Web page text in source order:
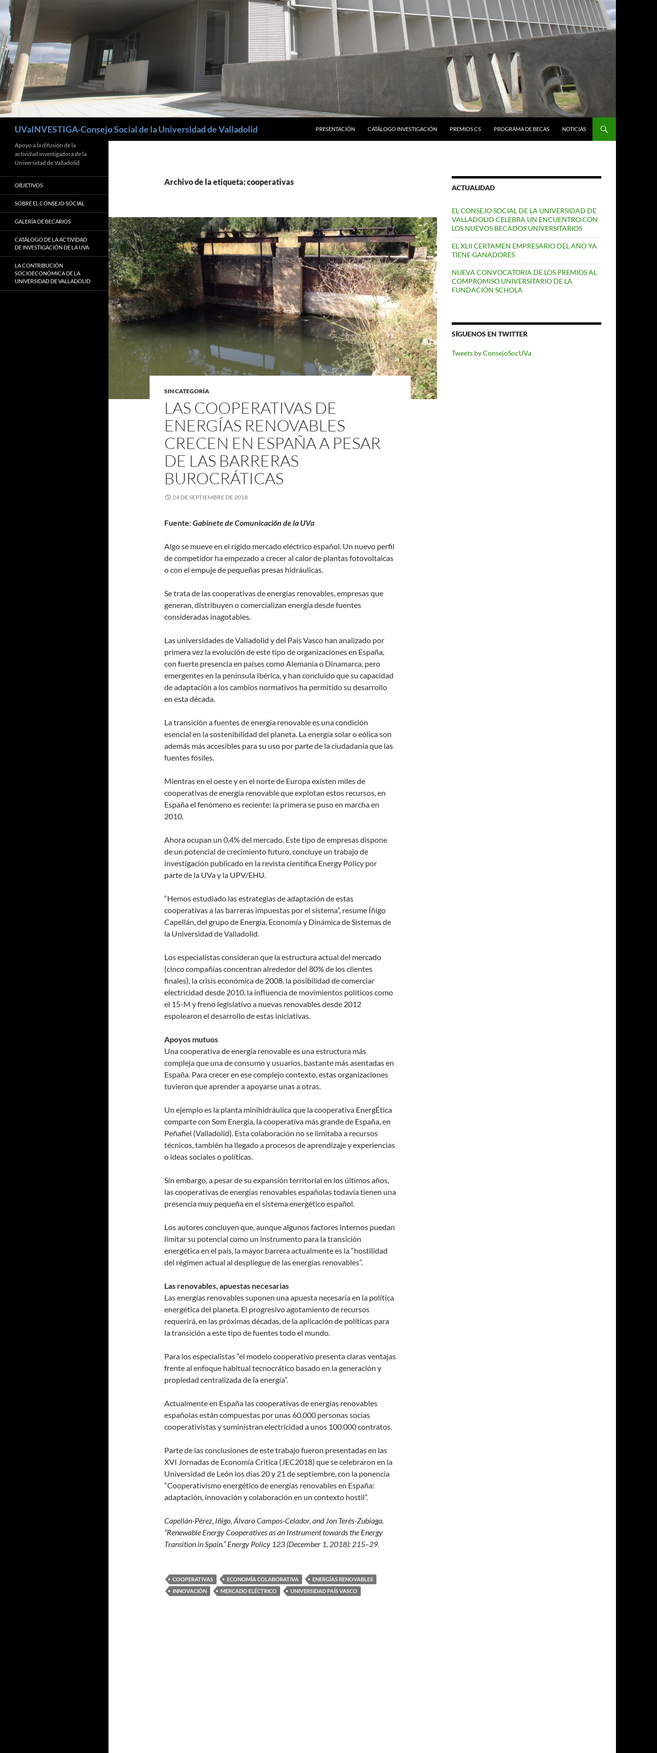
UVaINVESTIGA-Consejo Social de la Universidad de Valladolid
PRESENTACIÓN
CATÁLOGO INVESTIGACIÓN PREMIOS CS PROGRAMA DE BECAS NOTICIAS
Archivo de la etiqueta: cooperativas
SIN CATEGORÍA
LAS COOPERATIVAS DE
ENERGÍAS RENOVABLES
CRECEN EN ESPAÑA A PESAR
DE LAS BARRERAS
BUROCRÁTICAS
24 DE SEPTIEMBRE DE 2018
Fuente:Gabinete de Comunicación de la UVa
Algo se mueve en el rígido mercado eléctrico español. Un nuevo perfil
de competidor ha empezado a crecer al calor de plantas fotovoltaicas
o con el empuje de pequeñas presas hidráulicas.
Se trata de las cooperativas de energías renovables, empresas que
generan, distribuyen o comercializan energía desde fuentes
consideradas inagotables.
Las universidades de Valladolid y del País Vasco han analizado por
primera vez la evolución de este tipo de organizaciones en España,
con fuerte presencia en países como Alemania o Dinamarca, pero
emergentes en la península Ibérica, y han concluido que su capacidad
de adaptación a los cambios normativos ha permitido su desarrollo
en esta década.
La transición a fuentes de energía renovable es una condición
esencial en la sostenibilidad del planeta. La energía solar o eólica son
además más accesibles para su uso por parte de la ciudadanía que las
fuentes fósiles.
Mientras en el oeste y en el norte de Europa existen miles de
cooperativas de energía renovable que explotan estos recursos, en
España el fenómeno es reciente: la primera se puso en marcha en
2010.
Ahora ocupan un 0,4% del mercado. Este tipo de empresas dispone
de un potencial de crecimiento futuro, concluye un trabajo de
investigación publicado en la revista científica Energy Policy por
parte de la UVa y la UPV/EHU.
“Hemos estudiado las estrategias de adaptación de estas
cooperativas a las barreras impuestas por el sistema”, resume Íñigo
Capellán, del grupo de Energía, Economía y Dinámica de Sistemas de
la Universidad de Valladolid.
Los especialistas consideran que la estructura actual del mercado
(cinco compañías concentran alrededor del 80% de los clientes
finales), la crisis económica de 2008, la posibilidad de comerciar
electricidad desde 2010, la influencia de movimientos políticos como
el 15-M y freno legislativo a nuevas renovables desde 2012
espolearon el desarrollo de estas iniciativas.
Apoyos mutuos
Una cooperativa de energía renovable es una estructura más
compleja que una de consumo y usuarios, bastante más asentadas en
España. Para crecer en ese complejo contexto, estas organizaciones
tuvieron que aprender a apoyarse unas a otras.
Un ejemplo es la planta minihidráulica que la cooperativa EnergÉtica
comparte con Som Energia, la cooperativa más grande de España, en
Peñafiel (Valladolid). Esta colaboración no se limitaba a recursos
técnicos, también ha llegado a procesos de aprendizaje y experiencias
o ideas sociales o políticas.
Sin embargo, a pesar de su expansión territorial en los últimos años,
las cooperativas de energías renovables españolas todavía tienen una
presencia muy pequeña en el sistema energético español.
Los autores concluyen que, aunque algunos factores internos puedan
limitar su potencial como un instrumento para la transición
energética en el país, la mayor barrera actualmente es la “hostilidad
del régimen actual al despliegue de las energías renovables”.
Las renovables, apuestas necesarias
Las energías renovables suponen una apuesta necesaria en la política
energética del planeta. El progresivo agotamiento de recursos
requerirá, en las próximas décadas, de la aplicación de políticas para
la transición a este tipo de fuentes todo el mundo.
Para los especialistas “el modelo cooperativo presenta claras ventajas
frente al enfoque habitual tecnocrático basado en la generación y
propiedad centralizada de la energía”.
Actualmente en España las cooperativas de energías renovables
españolas están compuestas por unas 60.000 personas socias
cooperativistas y suministran electricidad a unos 100.000 contratos.
Parte de las conclusiones de este trabajo fueron presentadas en las
XVI Jornadas de Economía Crítica (JEC2018) que se celebraron en la
Universidad de León los días 20 y 21 de septiembre, con la ponencia
“Cooperativismo energético de energías renovables en España:
adaptación, innovación y colaboración en un contexto hostil”.
Capellán-Pérez, Iñigo, Álvaro Campos-Celador, and Jon Terés-Zubiaga.
“Renewable Energy Cooperatives as an Instrument towards the Energy
Transition in Spain.” Energy Policy 123 (December 1, 2018): 215–29.
COOPERATIVAS ECONOMÍA COLABORATIVA
ENERGÍAS RENOVABLES
INNOVACIÓN
MERCADO ELÉCTRICO UNIVERSIDAD PAÍS VASCO
ACTUALIDAD
EL CONSEJO SOCIAL DE LA UNIVERSIDAD DE
VALLADOLID CELEBRA UN ENCUENTRO CON
LOS NUEVOS BECADOS UNIVERSITARIOS
EL XLII CERTAMEN EMPRESARIO DEL AÑO YA
TIENE GANADORES
NUEVA CONVOCATORIA DE LOS PREMIOS AL
COMPROMISO UNIVERSITARIO DE LA
FUNDACIÓN SCHOLA
SÍGUENOS EN TWITTER
Tweets by ConsejoSocUVa
Apoyo a la difusión de la
actividad investigadora de la
Universidad de Valladolid
OBJETIVOS
SOBRE EL CONSEJO SOCIAL
GALERÍA DE BECARIOS
CATÁLOGO DE LA ACTIVIDAD
DE INVESTIGACIÓN DE LA UVA
LA CONTRIBUCIÓN
SOCIOECONÓMICA DE LA
UNIVERSIDAD DE VALLADOLID